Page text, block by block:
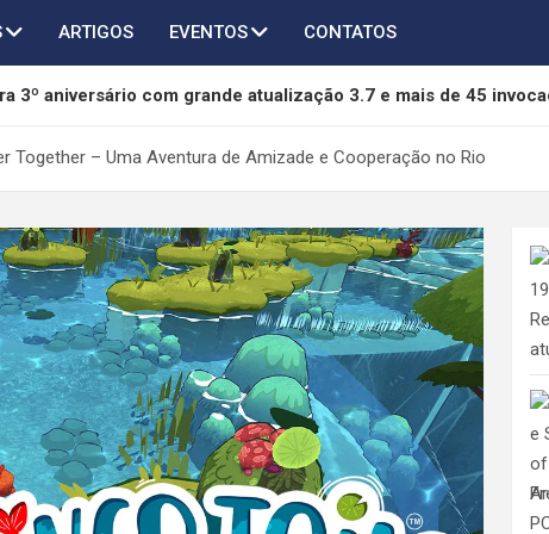
ARTIGOS EVENTOS CONTATOS
3º aniversário com grande atualização 3.7 e mais de 45
é anunciado para PC e será lançado em 2027
terá novo capítulo em desenvolvimento pela 505 Games
mídia física da Sony e pode se tornar referência na proteção
Together – Uma Aventura de Amizade e Cooperação no Rio